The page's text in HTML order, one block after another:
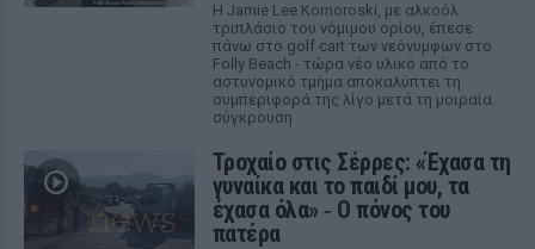
Η Jamie Lee Komoroski, με αλκοόλ
τριπλάσιο του νόμιμου ορίου, έπεσε
πάνω στο golf cart των νεόνυμφων στο
Folly Beach - τώρα νέο υλικό από το
αστυνομικό τμήμα αποκαλύπτει τη
συμπεριφορά της λίγο μετά τη μοιραία
σύγκρουση
Τροχαίο στις Σέρρες: «Έχασα τη
γυναίκα και το παιδί μου, τα
έχασα όλα» ‑ Ο πόνος του
πατέρα